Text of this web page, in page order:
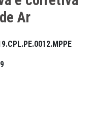
Ar